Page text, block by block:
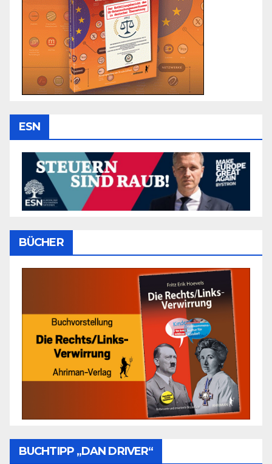
ESN
BÜCHER
BUCHTIPP „DAN DRIVER“